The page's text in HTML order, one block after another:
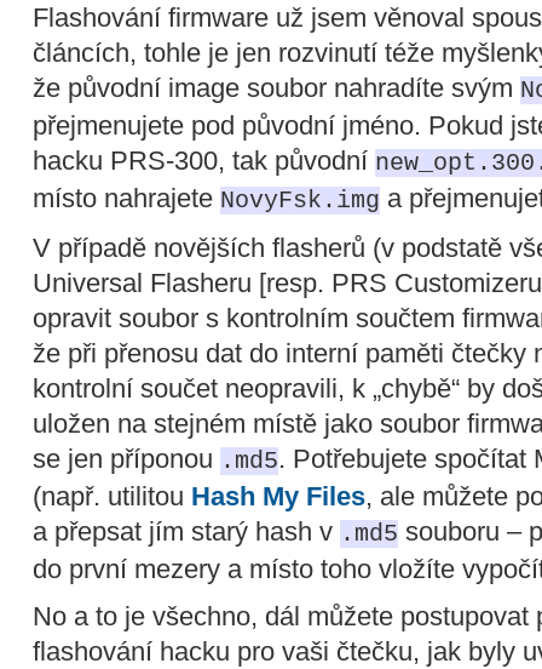
Flashování firmware už jsem věnoval
článcích, tohle je jen rozvinutí téže
že původní image soubor nahradíte svým
přejmenujete pod původní jméno. Pokud
hacku PRS-300, tak původní
místo nahrajete NovyFsk.img a
V případě novějších flasherů (v podstatě
Universal Flasheru [resp. PRS
opravit soubor s kontrolním součtem
že při přenosu dat do interní paměti čtečky
kontrolní součet neopravili, k „chybě“ by
uložen na stejném místě jako soubor
se jen příponou .md5. Potřebujete spočítat
(např. utilitou Hash My Files, ale můžete
a přepsat jím starý hash v .md5 souboru –
do první mezery a místo toho vložíte
No a to je všechno, dál můžete postupovat
flashování hacku pro vaši čtečku, jak byly